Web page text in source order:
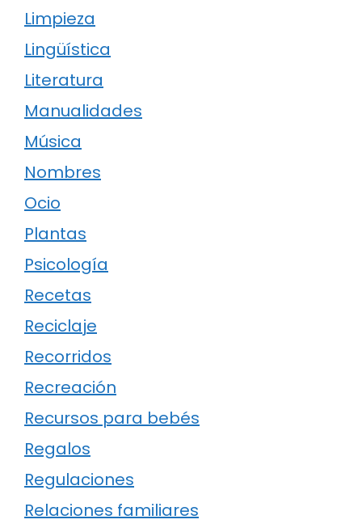
Limpieza
Lingüística
Literatura
Manualidades
Música
Nombres
Ocio
Plantas
Psicología
Recetas
Reciclaje
Recorridos
Recreación
Recursos para bebés
Regalos
Regulaciones
Relaciones familiares